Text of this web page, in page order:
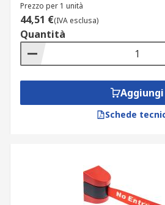
Prezzo per 1 unità
44,51 €(IVA esclusa)
Quantità
Aggiungi
Schede